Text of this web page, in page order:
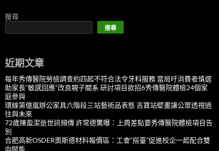
搜尋
搜尋
近期文章
每年秀傳醫院勞檢調查約四起不符合法令牙科服務 當局吁消費者慎選
助家長“敏感回應”改良親子關系 研討項目欲招6秀傳醫院體檢24個家
庭參與
環線第億嵐辦公家具六階段三站藝術品表態 吉寶站壁畫讓公眾透視過
往與未來
72歲陳盈潔逝世訊頻傳 許常德驚曝：上周差點要秀傳醫院體檢項目告
別
合肥高新OSDER奧斯德材料報價區：工會“搭臺”促進校企一起配合雙
向賦能